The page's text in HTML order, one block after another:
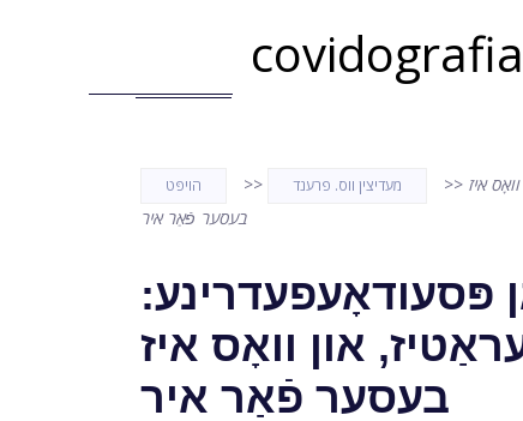
הויפּט >> מעדיצין ווס. פרענד >> איז
בעסער פֿאַר איר
פּסעודאָעפעדרינע:
און וואָס איז
בעסער פֿאַר איר